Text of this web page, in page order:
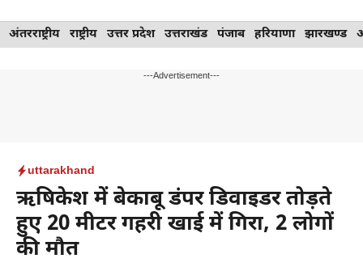
Skip
to
अंतरराष्ट्रीय राष्ट्रीय उत्तर प्रदेश उत्तराखंड पंजाब हरियाणा झारखण्ड
---Advertisement---
uttarakhand
ऋषिकेश में बेकाबू डंपर डिवाइडर तोड़ते
हुए 20 मीटर गहरी खाई में गिरा, 2 लोगों
की मौत